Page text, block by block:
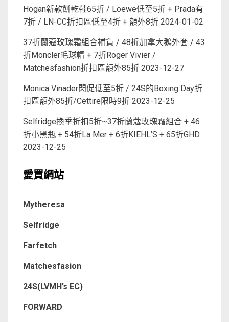
Hogan新款餅乾鞋65折 / Loewe低至5折 + Prada有
7折 / LN-CC折扣區低至4折 + 額外8折 2024-01-02
37折蘭蔻玫瑰霜組合補貨 / 48折加拿大鵝外套 / 43
折Moncler毛球帽 + 7折Roger Vivier /
Matchesfashion折扣區額外85折 2023-12-27
Monica Vinader閃促低至5折 / 24S的Boxing Day折
扣區額外85折/Cettire限時9折 2023-12-25
Selfridge換季折扣5折~37折蘭蔻玫瑰霜組合 + 46
折小黑瓶 + 54折La Mer + 6折KIEHL’S + 65折GHD
2023-12-25
愛買網站
Mytheresa
Selfridge
Farfetch
Matchesfasion
24S(LVMH’s EC)
FORWARD